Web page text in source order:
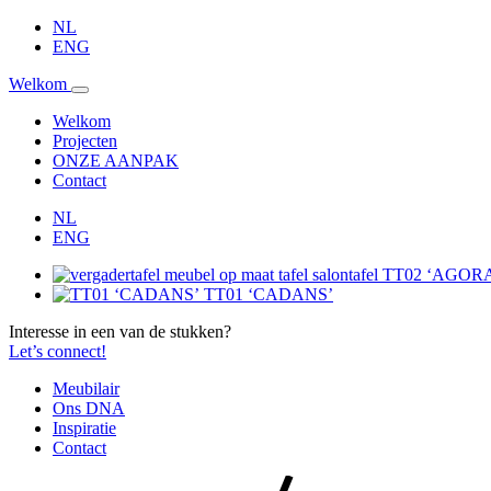
naar
inhoud
NL
ENG
Welkom
Welkom
Projecten
ONZE AANPAK
Contact
NL
ENG
TT02
TT01 ‘CADANS’
Interesse in een van de stukken?
Let’s connect!
Meubilair
Ons DNA
Inspiratie
Contact